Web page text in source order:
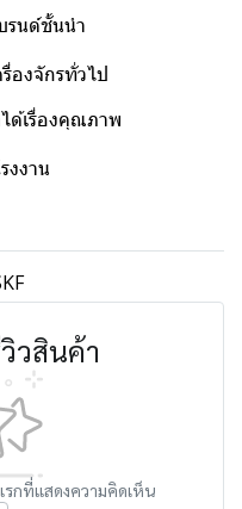
รนด์ชั้นนำ
องจักรทั่วไป
ด้เรื่องคุณภาพ
งงาน
วสินค้า
กที่แสดงความคิดเห็น